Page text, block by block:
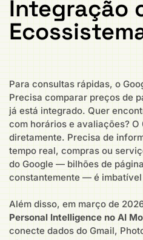
Integração
Para consultas rápidas, o
Precisa comparar preços de
já está integrado. Quer
com horários e avaliações? O
diretamente. Precisa de
tempo real, compras ou
do Google — bilhões de
constantemente — é
Além disso, em março de
Personal Intelligence no AI
conecte dados do Gmail,